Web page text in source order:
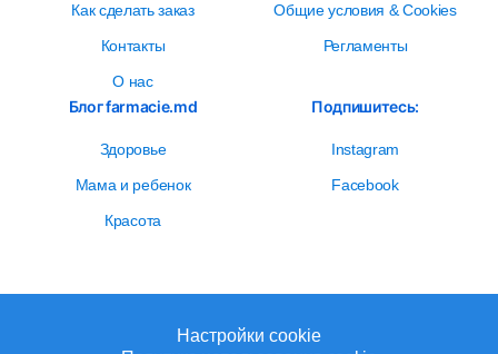
Как сделать заказ
Контакты
О нас
Общие условия & Cookies
Регламенты
Блог farmacie.md
Здоровье
Мама и ребенок
Красота
Подпишитесь:
Instagram
Facebook
Настройки cookie